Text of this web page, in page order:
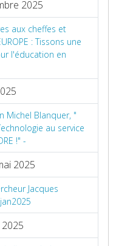
2025
aux cheffes et
: Tissons une
l'éducation en
Michel Blanquer, "
au service
!" -
2025
Jacques